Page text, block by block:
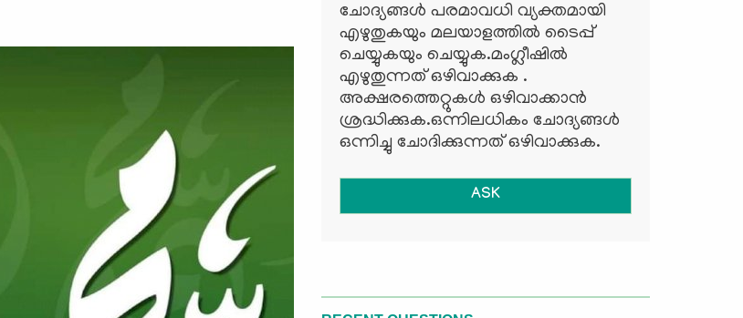
ചോദ്യങ്ങള്‍ പരമാവധി വ്യക്തമായി
എഴുതുകയും മലയാളത്തില്‍ ടൈപ്പ്
ചെയ്യുകയും ചെയ്യുക.മംഗ്ലീഷില്‍
എഴുതുന്നത് ഒഴിവാക്കുക .
അക്ഷരത്തെറ്റുകള്‍ ഒഴിവാക്കാന്‍
ശ്രദ്ധിക്കുക.ഒന്നിലധികം ചോദ്യങ്ങള്‍
ഒന്നിച്ചു ചോദിക്കുന്നത് ഒഴിവാക്കുക.
ASK